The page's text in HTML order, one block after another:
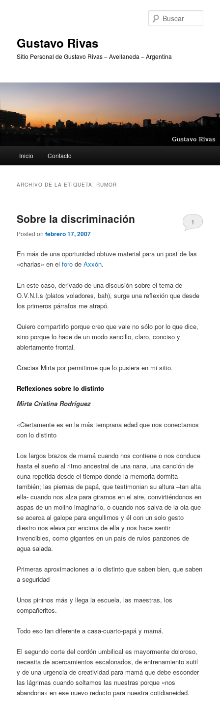
Gustavo Rivas
Sitio Personal de Gustavo Rivas – Avellaneda – Argentina
principal
Inicio Contacto
ARCHIVO DE LA ETIQUETA: RUMOR
Sobre la discriminación
Posted onfebrero 17, 2007
1
En más de una oportunidad obtuve material para un post de las
«charlas» en elforo deAxxón.
En este caso, derivado de una discusión sobre el tema de
O.V.N.I.s (platos voladores, bah), surge una reflexión que desde
los primeros párrafos me atrapó.
Quiero compartirlo porque creo que vale no sólo por lo que dice,
sino porque lo hace de un modo sencillo, claro, conciso y
abiertamente frontal.
Gracias Mirta por permitirme que lo pusiera en mi sitio.
Reflexiones sobre lo distinto
Mirta Cristina Rodríguez
«Ciertamente es en la más temprana edad que nos conectamos
con lo distinto
Los largos brazos de mamá cuando nos contiene o nos conduce
hasta el sueño al ritmo ancestral de una nana, una canción de
cuna repetida desde el tiempo donde la memoria dormita
también; las piernas de papá, que testimonian su altura –tan alta
ella- cuando nos alza para girarnos en el aire, convirtiéndonos en
aspas de un molino imaginario, o cuando nos salva de la ola que
se acerca al galope para engullirnos y él con un solo gesto
diestro nos eleva por encima de ella y nos hace sentir
invencibles, como gigantes en un país de rulos panzones de
agua salada.
Primeras aproximaciones a lo distinto que saben bien, que saben
a seguridad
Unos pininos más y llega la escuela, las maestras, los
compañeritos.
Todo eso tan diferente a casa-cuarto-papá y mamá.
El segundo corte del cordón umbilical es mayormente doloroso,
necesita de acercamientos escalonados, de entrenamiento sutil
y de una urgencia de creatividad para mamá que debe esconder
las lágrimas cuando soltamos las nuestras porque «nos
abandona» en ese nuevo reducto para nuestra cotidianeidad.